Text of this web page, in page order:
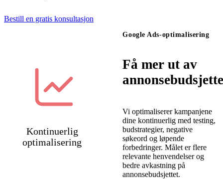
Bestill en gratis konsultasjon
Kontinuerlig
optimalisering
Google Ads-optimalisering
Få mer ut av
Vi optimaliserer kampanjene
dine kontinuerlig med testing,
budstrategier, negative
søkeord og løpende
forbedringer. Målet er flere
relevante henvendelser og
bedre avkastning på
annonsebudsjettet.